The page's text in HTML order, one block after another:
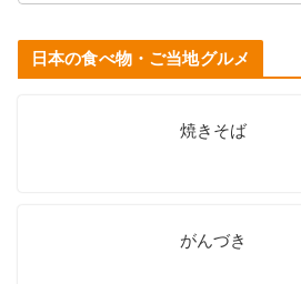
日本の食べ物・ご当地グルメ
焼きそば
がんづき